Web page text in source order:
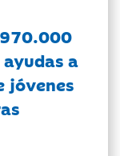
a
jóvenes